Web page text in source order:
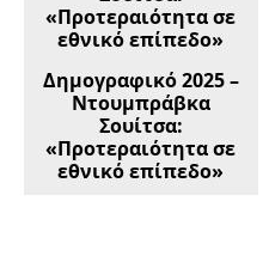
Δημογραφικό 2025 –
Ντουμπράβκα
Σουίτσα:
«Προτεραιότητα σε
εθνικό επίπεδο»